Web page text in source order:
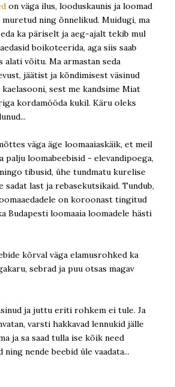
on väga ilus, looduskaunis ja loomad
muretud ning õnnelikud. Muidugi, ma
ka päriselt ja aeg-ajalt tekib mul
boikoteerida, aga siis saab
alati võitu. Ma armastan seda
jäätist ja kõndimisest väsinud
sest me kandsime Miat
kordamööda kukil. Käru oleks
väga äge loomaaiaskäik, et meil
palju loomabeebisid - elevandipoega,
tibusid, ühe tundmatu kurelise
last ja rebasekutsikaid. Tundub,
on koroonast tingitud
Budapesti loomaaia loomadele hästi
kõrval väga elamusrohked ka
sebrad ja puu otsas magav
ja juttu eriti rohkem ei tule. Ja
varsti hakkavad lennukid jälle
ja sa saad tulla ise kõik need
nende beebid üle vaadata...